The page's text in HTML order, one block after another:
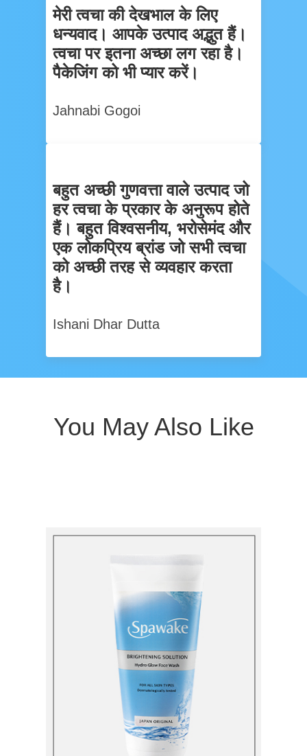
मेरी त्वचा की देखभाल के लिए
धन्यवाद। आपके उत्पाद अद्भुत हैं।
त्वचा पर इतना अच्छा लग रहा है।
पैकेजिंग को भी प्यार करें।
Jahnabi Gogoi
बहुत अच्छी गुणवत्ता वाले उत्पाद जो
हर त्वचा के प्रकार के अनुरूप होते
हैं। बहुत विश्वसनीय, भरोसेमंद और
एक लोकप्रिय ब्रांड जो सभी त्वचा
को अच्छी तरह से व्यवहार करता
है।
Ishani Dhar Dutta
You May Also Like